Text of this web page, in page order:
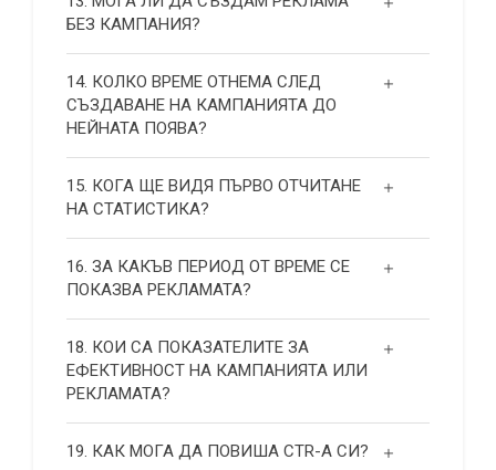
БЕЗ КАМПАНИЯ?
14. КОЛКО ВРЕМЕ ОТНЕМА СЛЕД
СЪЗДАВАНЕ НА КАМПАНИЯТА ДО
НЕЙНАТА ПОЯВА?
15. КОГА ЩЕ ВИДЯ ПЪРВО ОТЧИТАНЕ
НА СТАТИСТИКА?
16. ЗА КАКЪВ ПЕРИОД ОТ ВРЕМЕ СЕ
ПОКАЗВА РЕКЛАМАТА?
18. КОИ СА ПОКАЗАТЕЛИТЕ ЗА
ЕФЕКТИВНОСТ НА КАМПАНИЯТА ИЛИ
РЕКЛАМАТА?
19. КАК МОГА ДА ПОВИША СТR-А СИ?